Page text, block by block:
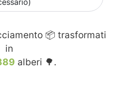
📦 trasformati
in
alberi 🌳.